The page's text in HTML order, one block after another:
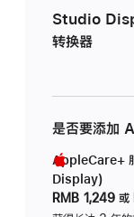
Studio
转换器
是否要添加
AppleCare+
Display)
RMB 1,249 或